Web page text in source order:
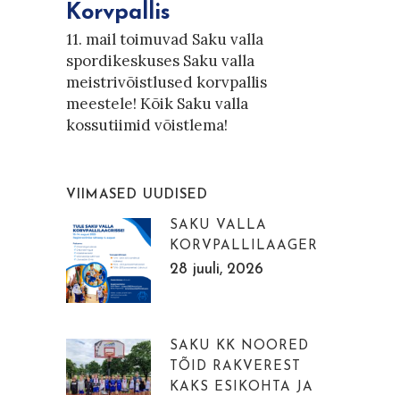
Korvpallis
11. mail toimuvad Saku valla
spordikeskuses Saku valla
meistrivõistlused korvpallis
meestele! Kõik Saku valla
kossutiimid võistlema!
VIIMASED UUDISED
SAKU VALLA
KORVPALLILAAGER
28 juuli, 2026
SAKU KK NOORED
TÕID RAKVEREST
KAKS ESIKOHTA JA